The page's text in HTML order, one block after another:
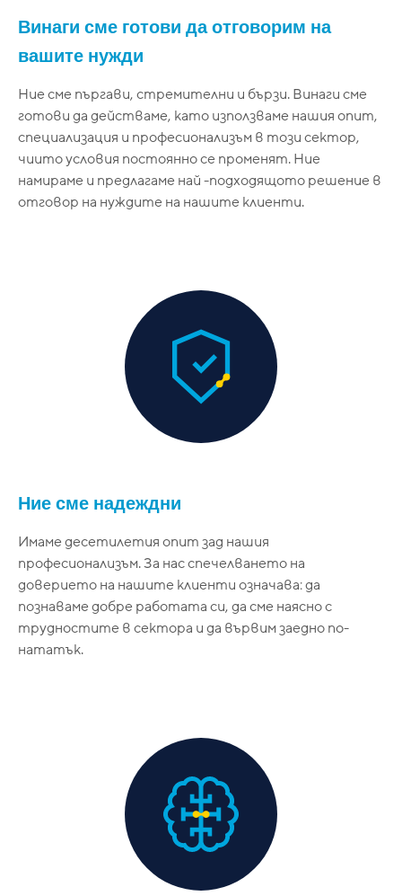
Винаги сме готови да отговорим на
вашите нужди
Ние сме пъргави, стремителни и бързи. Винаги сме
готови да действаме, като използваме нашия опит,
специализация и професионализъм в този сектор,
чиито условия постоянно се променят. Ние
намираме и предлагаме най -подходящото решение в
отговор на нуждите на нашите клиенти.
Ние сме надеждни
Имаме десетилетия опит зад нашия
професионализъм. За нас спечелването на
доверието на нашите клиенти означава: да
познаваме добре работата си, да сме наясно с
трудностите в сектора и да вървим заедно по-
нататък.